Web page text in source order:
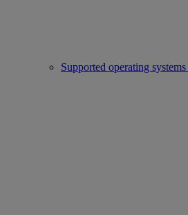
Supported operating